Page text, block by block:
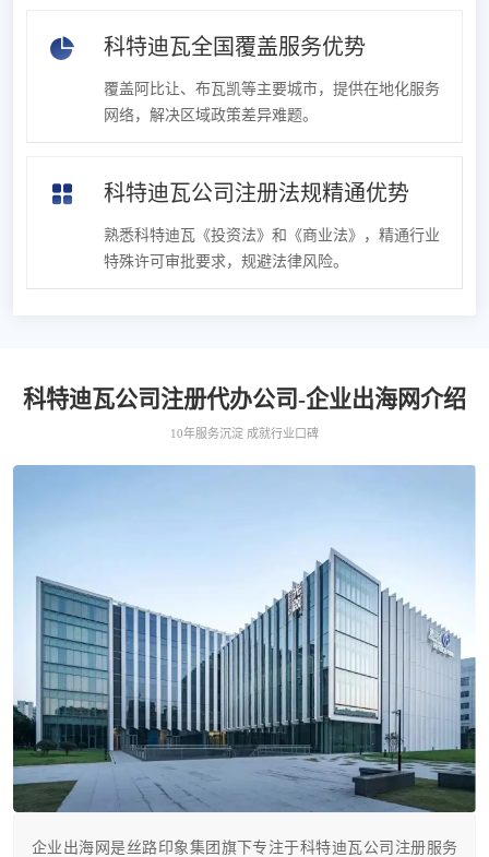
科特迪瓦全国覆盖服务优势
覆盖阿比让、布瓦凯等主要城市，提供在地化服务
网络，解决区域政策差异难题。
科特迪瓦公司注册法规精通优势
熟悉科特迪瓦《投资法》和《商业法》，精通行业
特殊许可审批要求，规避法律风险。
科特迪瓦公司注册代办公司-企业出海网介绍
10年服务沉淀 成就行业口碑
企业出海网是丝路印象集团旗下专注于科特迪瓦公司注册服务